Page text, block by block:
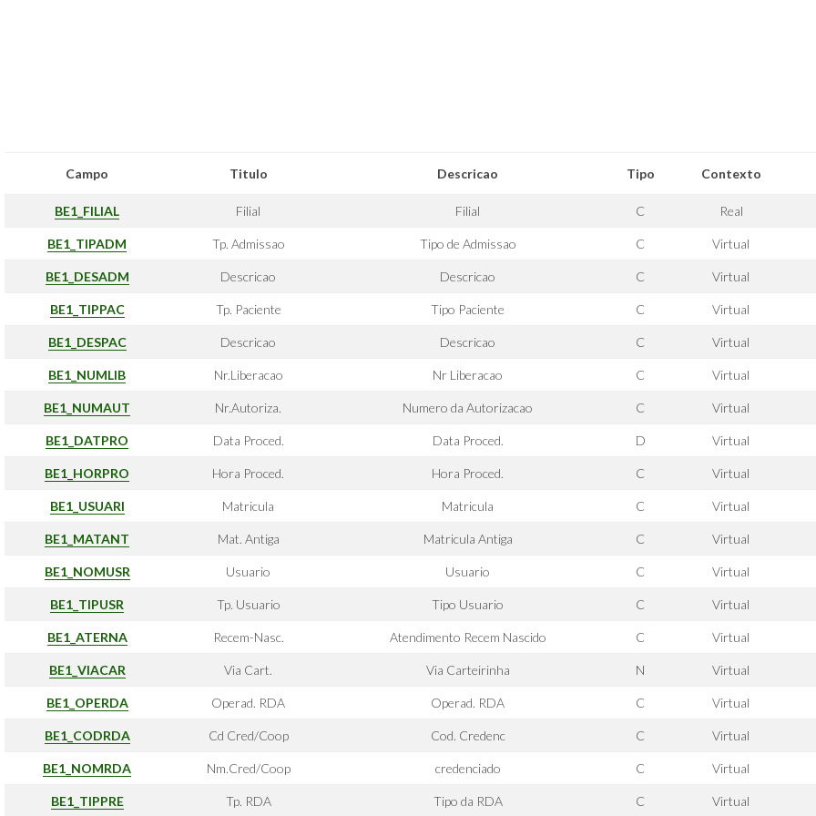
Campo Titulo Descricao Tipo Contexto
BE1_FILIAL Filial Filial C Real
BE1_TIPADM Tp. Admissao Tipo de Admissao C Virtual
BE1_DESADM Descricao Descricao C Virtual
BE1_TIPPAC Tp. Paciente Tipo Paciente C Virtual
BE1_DESPAC Descricao Descricao C Virtual
BE1_NUMLIB Nr.Liberacao Nr Liberacao C Virtual
BE1_NUMAUT Nr.Autoriza. Numero da Autorizacao C Virtual
BE1_DATPRO Data Proced. Data Proced. D Virtual
BE1_HORPRO Hora Proced. Hora Proced. C Virtual
BE1_USUARI Matricula Matricula C Virtual
BE1_MATANT Mat. Antiga Matricula Antiga C Virtual
BE1_NOMUSR Usuario Usuario C Virtual
BE1_TIPUSR Tp. Usuario Tipo Usuario C Virtual
BE1_ATERNA Recem-Nasc. Atendimento Recem Nascido C Virtual
BE1_VIACAR Via Cart. Via Carteirinha N Virtual
BE1_OPERDA Operad. RDA Operad. RDA C Virtual
BE1_CODRDA Cd Cred/Coop Cod. Credenc C Virtual
BE1_NOMRDA Nm.Cred/Coop credenciado C Virtual
BE1_TIPPRE Tp. RDA Tipo da RDA C Virtual